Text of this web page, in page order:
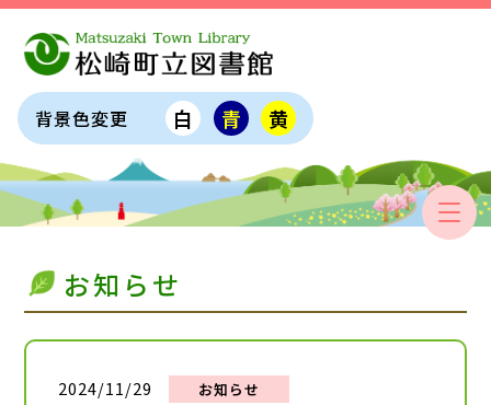
背景色変更 白 青 黄
お知らせ
2024/11/29 お知らせ